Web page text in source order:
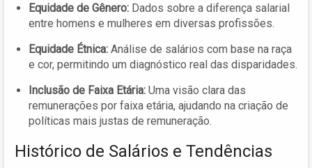
Equidade de Gênero: Dados sobre a diferença salarial
entre homens e mulheres em diversas profissões.
Equidade Étnica: Análise de salários com base na raça
e cor, permitindo um diagnóstico real das disparidades.
Inclusão de Faixa Etária: Uma visão clara das
remunerações por faixa etária, ajudando na criação de
políticas mais justas de remuneração.
Histórico de Salários e Tendências